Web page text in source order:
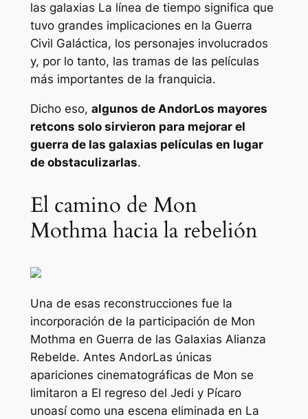
las galaxias La línea de tiempo significa que
tuvo grandes implicaciones en la Guerra
Civil Galáctica, los personajes involucrados
y, por lo tanto, las tramas de las películas
más importantes de la franquicia.
Dicho eso, algunos de AndorLos mayores
retcons solo sirvieron para mejorar el
guerra de las galaxias películas en lugar
de obstaculizarlas.
El camino de Mon
Mothma hacia la rebelión
Una de esas reconstrucciones fue la
incorporación de la participación de Mon
Mothma en Guerra de las Galaxias Alianza
Rebelde. Antes AndorLas únicas
apariciones cinematográficas de Mon se
limitaron a El regreso del Jedi y Pícaro
unoasí como una escena eliminada en La